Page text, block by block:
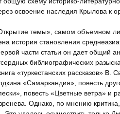
освоение наследия Крылова к
темы», самом объемном
история становления
части статьи он дает общий
библиографических
«туркестанских рассказов»
«Самаркандия», повесть
повесть «Цветные ветра» и
Однако, по мнению